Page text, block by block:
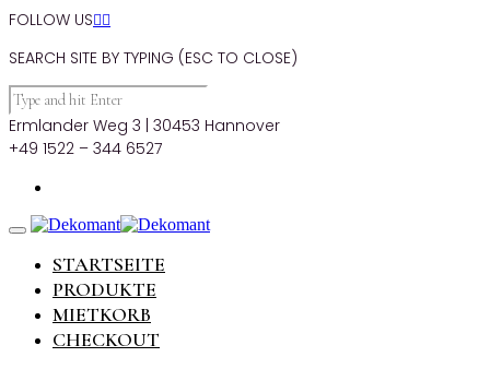
FOLLOW US
SEARCH SITE BY TYPING (ESC TO CLOSE)
Ermlander Weg 3 | 30453 Hannover
+49 1522 – 344 6527
STARTSEITE
PRODUKTE
MIETKORB
CHECKOUT